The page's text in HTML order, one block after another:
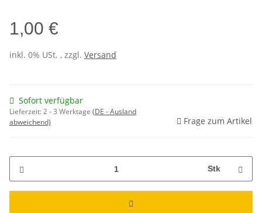
1,00 €
inkl. 0% USt. , zzgl. Versand
Sofort verfügbar
Lieferzeit:2 - 3 Werktage (DE - Ausland
abweichend)
Frage zum Artikel
Stk